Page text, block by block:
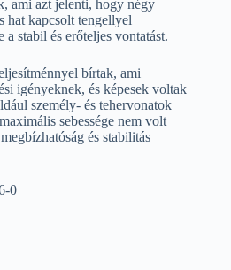
ami azt jelenti, hogy négy
hat kapcsolt tengellyel
stabil és erőteljes vontatást.
bírtak, ami
igényeknek, és képesek voltak
személy- és tehervonatok
sebessége nem volt
és stabilitás
0